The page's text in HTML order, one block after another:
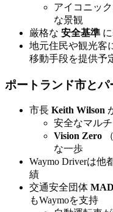
アイコニッ
な景観
厳格な 安全基準
地元住民や観光客
移動手段を提供予
ポートランド市と
市長 Keith Wilson
安全なマル
Vision Zero
な一歩
Waymo Driverは他
績
交通安全団体
もWaymoを支持